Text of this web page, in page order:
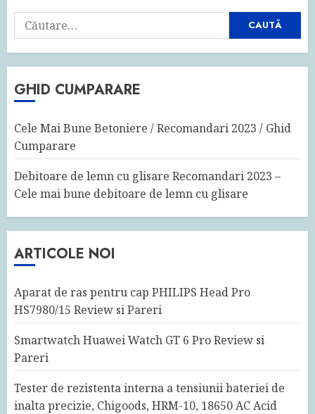
Caută
după:
GHID CUMPARARE
Cele Mai Bune Betoniere / Recomandari 2023 / Ghid
Cumparare
Debitoare de lemn cu glisare Recomandari 2023 –
Cele mai bune debitoare de lemn cu glisare
ARTICOLE NOI
Aparat de ras pentru cap PHILIPS Head Pro
HS7980/15 Review si Pareri
Smartwatch Huawei Watch GT 6 Pro Review si
Pareri
Tester de rezistenta interna a tensiunii bateriei de
inalta precizie, Chigoods, HRM-10, 18650 AC Acid